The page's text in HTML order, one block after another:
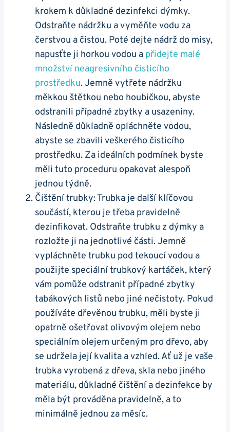
krokem k důkladné dezinfekci dýmky.
Odstraňte nádržku a vyměňte vodu za
čerstvou a čistou. Poté dejte nádrž do misy,
napusťte ji horkou vodou a přidejte malé
množství neagresivního čisticího
prostředku. Jemně vytřete nádržku
měkkou štětkou nebo houbičkou, abyste
odstranili případné zbytky a usazeniny.
Následně důkladně opláchněte vodou,
abyste se zbavili veškerého čisticího
prostředku. Za ideálních podmínek byste
měli tuto proceduru opakovat alespoň
jednou týdně.
Čištění trubky: Trubka je další klíčovou
součástí, kterou je třeba pravidelně
dezinfikovat. Odstraňte trubku z dýmky a
rozložte ji na jednotlivé části. Jemně
vypláchněte trubku pod tekoucí vodou a
použijte speciální trubkový kartáček, který
vám pomůže odstranit případné zbytky
tabákových listů nebo jiné nečistoty. Pokud
používáte dřevěnou trubku, měli byste ji
opatrně ošetřovat olivovým olejem nebo
speciálním olejem určeným pro dřevo, aby
se udržela její kvalita a vzhled. Ať už je vaše
trubka vyrobená z dřeva, skla nebo jiného
materiálu, důkladné čištění a dezinfekce by
měla být prováděna pravidelně, a to
minimálně jednou za měsíc.